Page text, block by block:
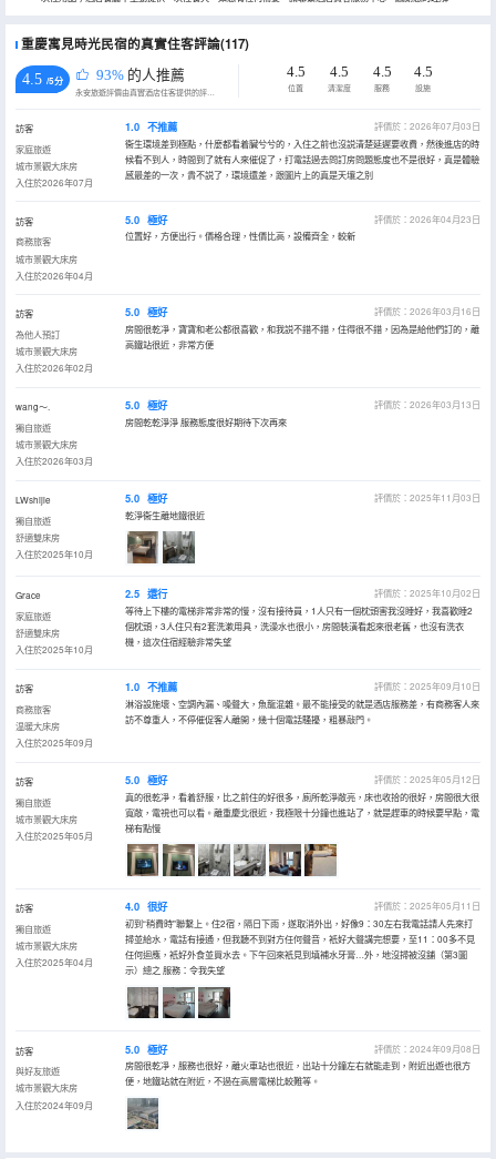
重慶寓見時光民宿的真實住客評論(117)
4.5 /5分 93% 的人推薦
永安旅遊評價由真實酒店住客提供的評價。
4.5
位置
4.5
清潔度
4.5
服務
4.5
設施
訪客
家庭旅遊
城市景觀大床房
入住於2026年07月
1.0 不推薦
評價於：2026年07月03日
衞生環境差到極點，什麼都看着臟兮兮的，入住之前也沒説清楚延遲要收費，然後進店的時
候看不到人，時間到了就有人來催促了，打電話過去問訂房問題態度也不是很好，真是體驗
感最差的一次，貴不説了，環境還差，跟圖片上的真是天壤之別
訪客
商務旅客
城市景觀大床房
入住於2026年04月
5.0 極好
評價於：2026年04月23日
位置好，方便出行。價格合理，性價比高，設備齊全，較新
訪客
為他人預訂
城市景觀大床房
入住於2026年02月
5.0 極好
評價於：2026年03月16日
房間很乾凈，寶寶和老公都很喜歡，和我説不錯不錯，住得很不錯，因為是給他們訂的，離
高鐵站很近，非常方便
wang～.
獨自旅遊
城市景觀大床房
入住於2026年03月
5.0 極好
評價於：2026年03月13日
房間乾乾淨淨 服務態度很好期待下次再來
LWshijie
獨自旅遊
舒適雙床房
入住於2025年10月
5.0 極好
評價於：2025年11月03日
乾淨衞生離地鐵很近
Grace
家庭旅遊
舒適雙床房
入住於2025年10月
2.5 還行
評價於：2025年10月02日
等待上下樓的電梯非常非常的慢，沒有接待員，1人只有一個枕頭害我沒睡好，我喜歡睡2
個枕頭，3人住只有2套洗漱用具，洗澡水也很小，房間裝潢看起來很老舊，也沒有洗衣
機，這次住宿經驗非常失望
訪客
商務旅客
温暖大床房
入住於2025年09月
1.0 不推薦
評價於：2025年09月10日
淋浴設施壞、空調內漏、噪聲大，魚龍混雜。最不能接受的就是酒店服務差，有商務客人來
訪不尊重人，不停催促客人離開，幾十個電話騷擾，粗暴敲門。
訪客
獨自旅遊
城市景觀大床房
入住於2025年05月
5.0 極好
評價於：2025年05月12日
真的很乾凈，看着舒服，比之前住的好很多，廁所乾淨敞亮，床也收拾的很好，房間很大很
寬敞，電視也可以看。離重慶北很近，我極限十分鐘也進站了，就是趕車的時候要早點，電
梯有點慢
訪客
獨自旅遊
城市景觀大床房
入住於2025年04月
4.0 很好
評價於：2025年05月11日
初到“稍費時"聯繫上。住2宿，隔日下雨，遂取消外出，好像9：30左右我電話請人先來打
掃並給水，電話有接通，但我聽不到對方任何聲音，衹好大聲講完想要，至11：00多不見
任何迴應，衹好外食並買水去。下午回來衹見到填補水牙膏…外，地沒掃被沒舖（第3圖
示）總之 服務：令我失望
訪客
與好友旅遊
城市景觀大床房
入住於2024年09月
5.0 極好
評價於：2024年09月08日
房間很乾凈，服務也很好，離火車站也很近，出站十分鐘左右就能走到，附近出遊也很方
便，地鐵站就在附近，不過在高層電梯比較難等。